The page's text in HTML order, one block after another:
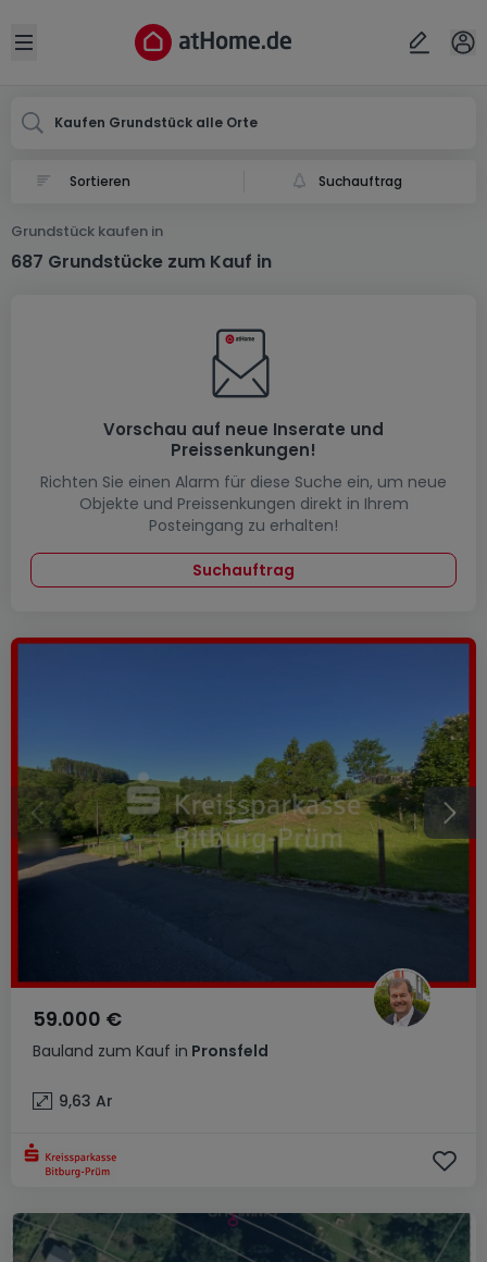
Open sidebar
Kaufen Grundstück alle Orte
Suchauftrag
Grundstück kaufen in
687 Grundstücke zum Kauf in
Vorschau auf neue Inserate und
Preissenkungen!
Richten Sie einen Alarm für diese Suche ein, um neue
Objekte und Preissenkungen direkt in Ihrem
Posteingang zu erhalten!
Suchauftrag
Bauland zum Kauf in Pronsfeld
59.000 €
9,63 Ar
Ort
Abbrechen ok